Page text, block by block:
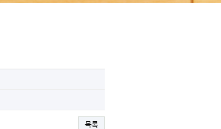
목록